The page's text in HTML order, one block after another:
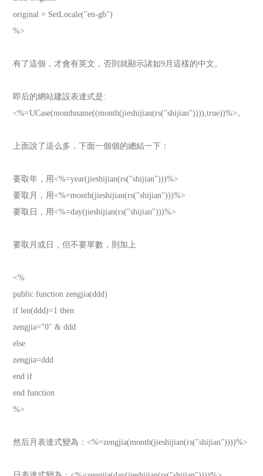
original = SetLocale("en-gb")
%>
有了這個，才會有英文，否則就顯示諸如9月這樣的中文。
即后的網站建設表達式是:
<%=UCase(monthname((month(jieshijian(rs("shijian")))),true))%>。
上面說了這么多，下面一個個的總結一下：
要取年，用<%=year(jieshijian(rs("shijian")))%>
要取月，用<%=month(jieshijian(rs("shijian")))%>
要取日，用<%=day(jieshijian(rs("shijian")))%>
要取月或日，但不要單數，則加上
<%
public function zengjia(ddd)
if len(ddd)=1 then
zengjia="0" & ddd
else
zengjia=ddd
end if
end function
%>
然后月表達式變為：<%=zengjia(month(jieshijian(rs("shijian"))))%>